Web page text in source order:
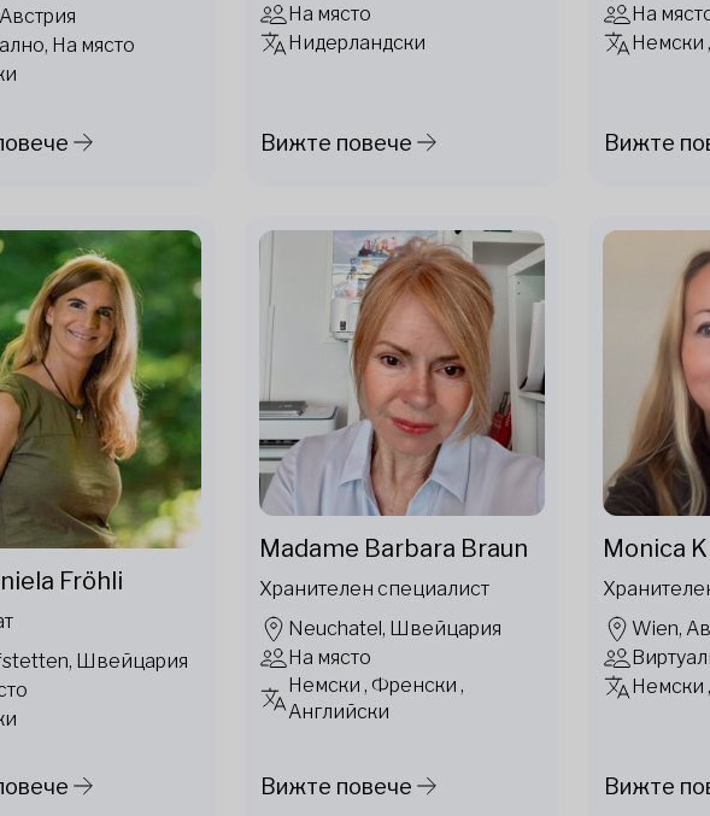
На място
На място
Нидерландски
Вижте повече
На
Немски
Вижте
Fröhli
Швейцария
Madame Barbara Braun
Хранителен специалист
Neuchatel, Швейцария
На място
Немски , Френски ,
Английски
Вижте повече
Monica
Wien,
Немски
Вижте